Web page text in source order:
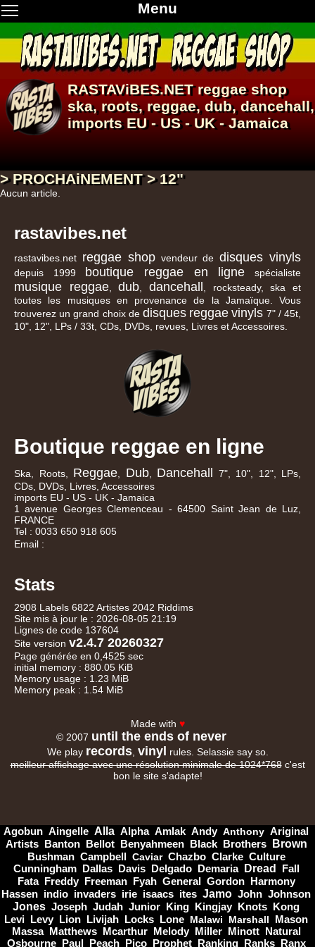
Menu
RASTAViBES.NETreggae shop
ska, roots, reggae,dub,dancehall,
imports EU - US - UK - Jamaica
> PROCHAiNEMENT > 12"
Aucun article.
rastavibes.net
rastavibes.net reggae shopvendeur dedisques vinyls
depuis 1999 boutique reggae en ligne spécialiste
musique reggae,dub ,dancehall
, rocksteady, ska et
toutes les musiques en provenance de la Jamaïque. Vous
trouverez un grand choix de disques reggae vinyls 7" / 45t,
10", 12", LPs / 33t, CDs, DVDs, revues, Livres et Accessoires.
Boutique reggae en ligne
Ska, Roots, Reggae Dub, Dancehall
7", 10", 12", LPs,
CDs, DVDs, Livres, Accessoires
imports EU - US - UK - Jamaica
1 avenue Georges Clemenceau - 64500 Saint Jean de Luz,
FRANCE
Tel : 0033 650 918 605
Email :
Stats
2908 Labels 6822 Artistes 2042 Riddims
Site mis à jour le : 2026-08-05 21:19
Lignes de code 137604
Site version v2.4.7 20260327
Page générée en 0,4525 sec
initial memory : 880.05 KiB
Memory usage : 1.23 MiB
Memory peak : 1.54 MiB
Made with ♥
© 2007 until the ends of never
We play records, vinyl
rules. Selassie say so.
meilleur affichage avec une résolution minimale de 1024*768c'est
bon le site s'adapte!
Agobun Aingelle Alla Alpha Amlak Andy Anthony Ariginal
Artists Banton Bellot Benyahmeen Black Brothers Brown
Bushman Campbell Caviar Chazbo Clarke Culture
Cunningham Dallas Davis Delgado Demaria Dread
Fall
Fata
Freddy Freeman Fyah General Gordon Harmony
Hassen indio invaders irie isaacs ites Jamo John Johnson
Jones Joseph Judah Junior King Kingjay Knots Kong
Levi Levy Lion Livijah Locks Lone Malawi Marshall Mason
Massa Matthews Mcarthur Melody Miller Minott
Natural
Osbourne Paul Peach Pico Prophet Ranking Ranks Ranx